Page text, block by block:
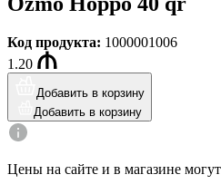
Код продукта: 1000001006
1.20
Добавить в корзину
Добавить в корзину
Цены на сайте и в магазине могут